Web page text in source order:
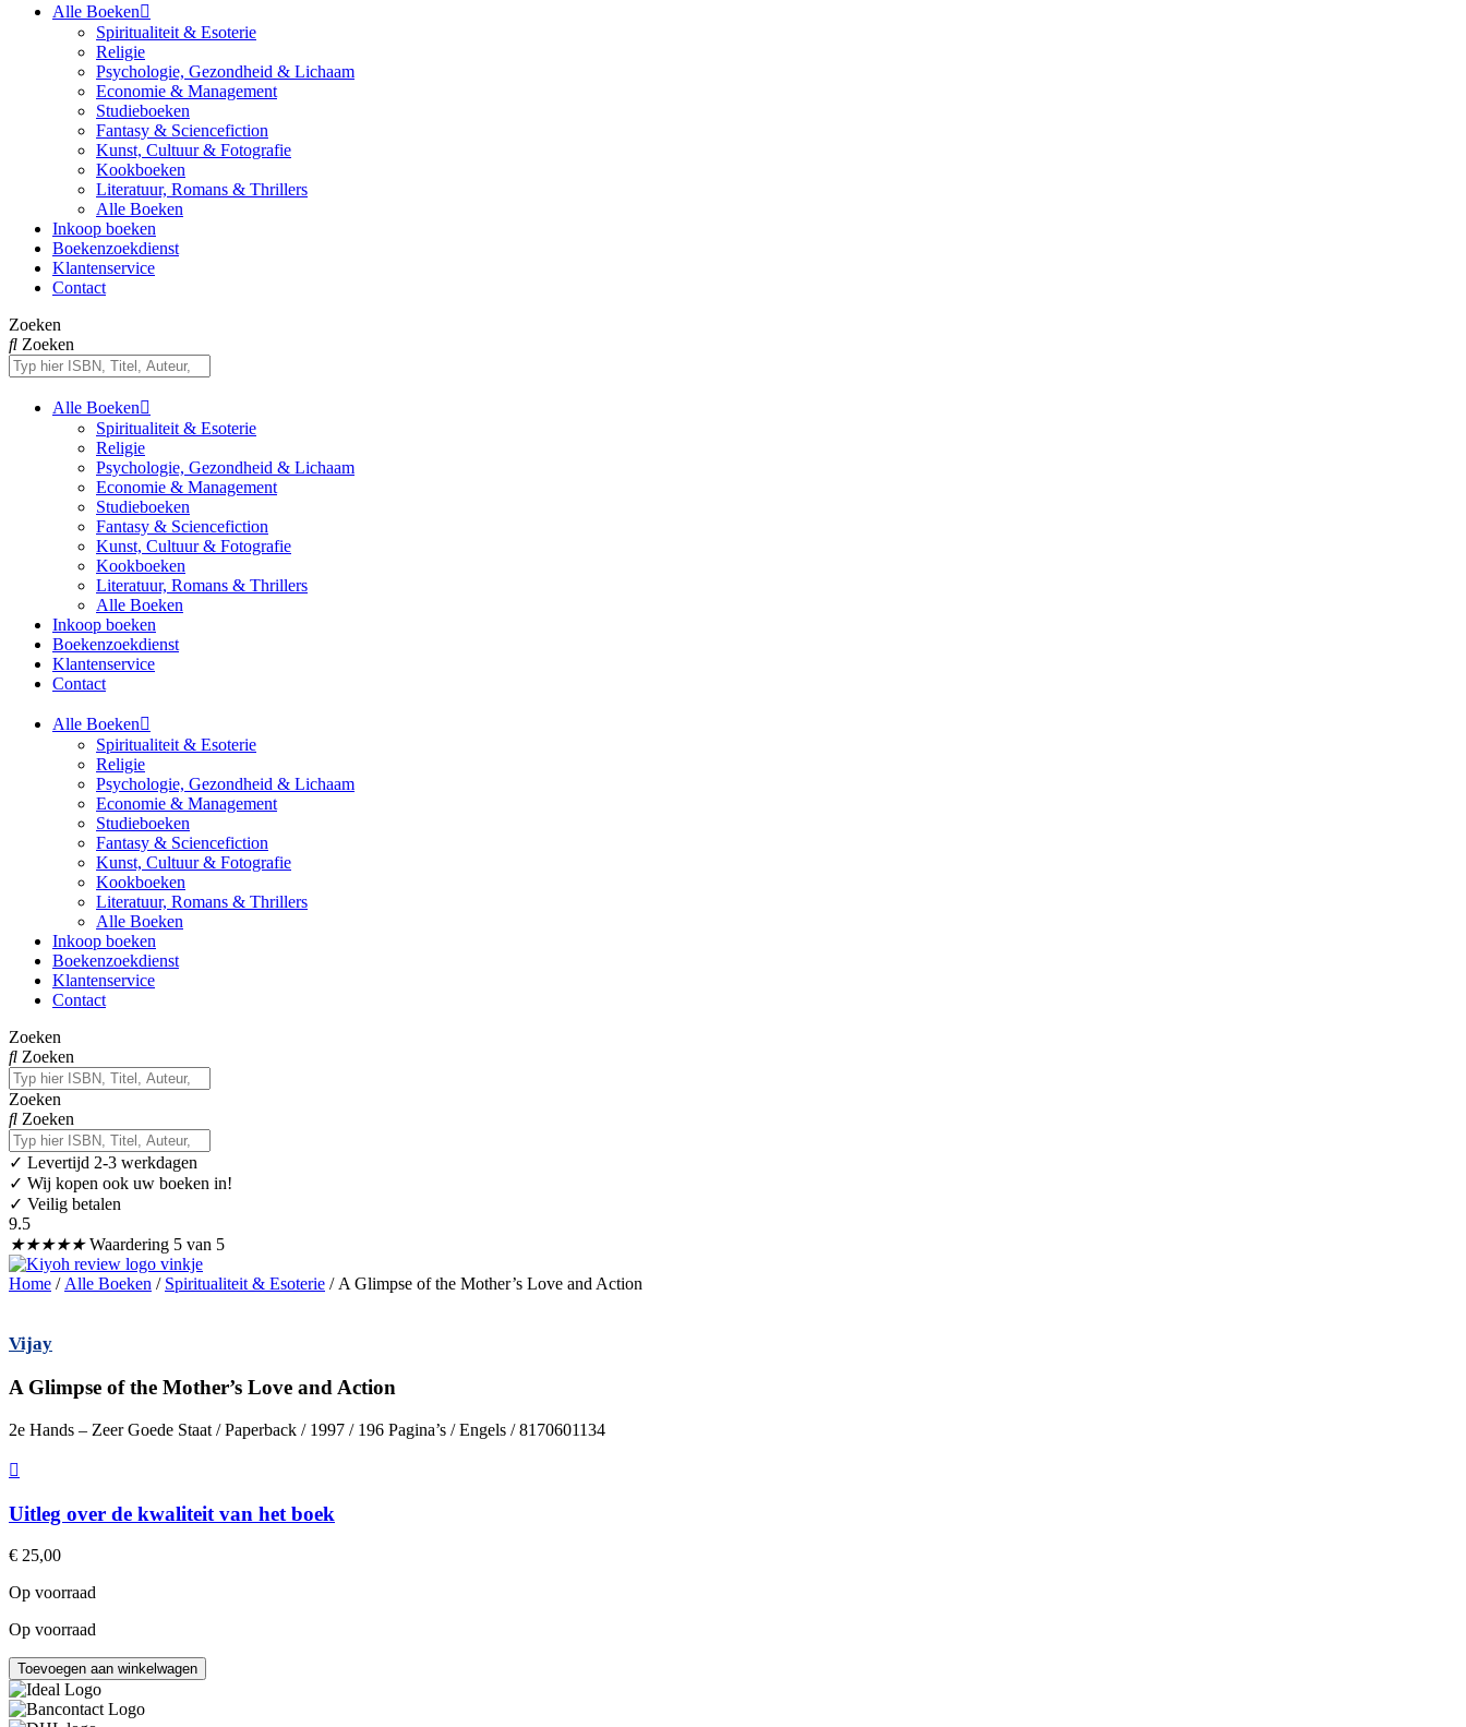
Alle Boeken
Spiritualiteit & Esoterie
Religie
Psychologie, Gezondheid & Lichaam
Economie & Management
Studieboeken
Fantasy & Sciencefiction
Kunst, Cultuur & Fotografie
Kookboeken
Literatuur, Romans & Thrillers
Alle Boeken
Inkoop boeken
Boekenzoekdienst
Klantenservice
Contact
Zoeken
Zoeken
Alle Boeken
Spiritualiteit & Esoterie
Religie
Psychologie, Gezondheid & Lichaam
Economie & Management
Studieboeken
Fantasy & Sciencefiction
Kunst, Cultuur & Fotografie
Kookboeken
Literatuur, Romans & Thrillers
Alle Boeken
Inkoop boeken
Boekenzoekdienst
Klantenservice
Contact
Alle Boeken
Spiritualiteit & Esoterie
Religie
Psychologie, Gezondheid & Lichaam
Economie & Management
Studieboeken
Fantasy & Sciencefiction
Kunst, Cultuur & Fotografie
Kookboeken
Literatuur, Romans & Thrillers
Alle Boeken
Inkoop boeken
Boekenzoekdienst
Klantenservice
Contact
Zoeken
Zoeken
Zoeken
Zoeken
✓ Levertijd 2-3 werkdagen
✓ Wij kopen ook uw boeken in!
✓ Veilig betalen
9.5
★★★★★ Waardering 5 van 5
Home / Alle Boeken / Spiritualiteit & Esoterie / A Glimpse of the Mother’s Love and Action
Vijay
A Glimpse of the Mother’s Love and Action
2e Hands – Zeer Goede Staat / Paperback / 1997 / 196 Pagina’s / Engels / 8170601134
Uitleg over de kwaliteit van het boek
€ 25,00
Op voorraad
Op voorraad
A
Glimpse
of
Toevoegen aan winkelwagen